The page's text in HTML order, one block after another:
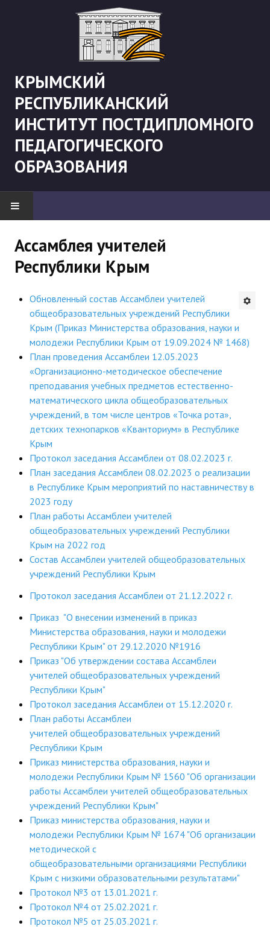
КРЫМСКИЙ
РЕСПУБЛИКАНСКИЙ
ИНСТИТУТ ПОСТДИПЛОМНОГО
ПЕДАГОГИЧЕСКОГО
ОБРАЗОВАНИЯ
"Боевая" русистика
АНОНСЫ
ИНСТИТУТ
Противодействие коррупции
В ПОМОЩЬ УЧИТЕЛЮ
Организация УВП
ГИА
Карта ГИА РК
Советуем прочитать
Готовимся к новому учебному году 2026-2027
ДПО
КОНТАКТЫ
Ассамблея учителей
Республики Крым
Обновленный состав Ассамблеи учителей
общеобразовательных учреждений Республики
Крым (Приказ Министерства образования, науки и
молодежи Республики Крым от 19.09.2024 № 1468)
План проведения Ассамблеи 12.05.2023
«Организационно-методическое обеспечение
преподавания учебных предметов естественно-
математического цикла общеобразовательных
учреждений, в том числе центров «Точка рота»,
детских технопарков «Кванториум» в Республике
Крым
Протокол заседания Ассамблеи от 08.02.2023 г.
План заседания Ассамблеи 08.02.2023 о реализации
в Республике Крым мероприятий по наставничеству в
2023 году
План работы Ассамблеи учителей
общеобразовательных учреждений Республики
Крым на 2022 год
Состав Ассамблеи учителей общеобразовательных
учреждений Республики Крым
Протокол заседания Ассамблеи от 21.12.2022 г.
Приказ "О внесении изменений в приказ
Министерства образования, науки и молодежи
Республики Крым" от 29.12.2020 №1916
Приказ "Об утверждении состава Ассамблеи
учителей общеобразовательных учреждений
Республики Крым"
Протокол заседания Ассамблеи от 15.12.2020 г.
План работы Ассамблеи
учителей общеобразовательных учреждений
Республики Крым
Приказ министерства образования, науки и
молодежи Республики Крым № 1560 "Об организации
работы Ассамблеи учителей общеобразовательных
учреждений Республики Крым"
Приказ министерства образования, науки и
молодежи Республики Крым № 1674 "Об организации
методической с
общеобразовательными организациями Республики
Крым с низкими образовательными результатами"
Протокол №3 от 13.01.2021 г.
Протокол №4 от 25.02.2021 г.
Протокол №5 от 25.03.2021 г.